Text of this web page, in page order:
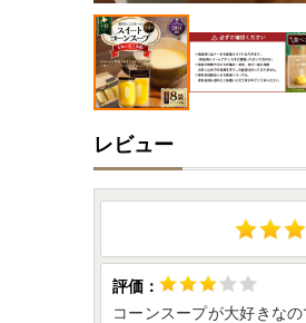
レビュー
コーンスープが大好きな